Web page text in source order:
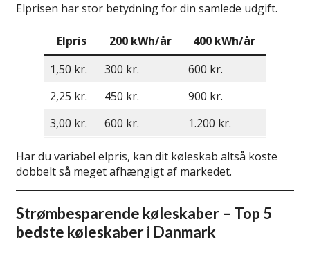
Elprisen har stor betydning for din samlede udgift.
Elpris 200 kWh/år
400 kWh/år
1,50 kr.
300 kr.
600 kr.
2,25 kr.
450 kr.
900 kr.
3,00 kr.
600 kr. 1.200 kr.
Har du variabel elpris, kan dit køleskab altså koste
dobbelt så meget afhængigt af markedet.
Strømbesparende køleskaber – Top 5
bedste køleskaber i Danmark